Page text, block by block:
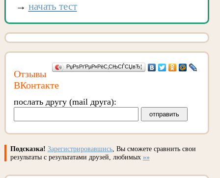
→ начать тест
РџРѕРґРµР»РёС‚СЊСЃСЏвЂ¦
Отзывы
ВКонтакте
послать другу (mail друга):
Подсказка! Зарегистрировавшись, Вы сможете сравнить свои
результаты с результатами друзей, любимых »»